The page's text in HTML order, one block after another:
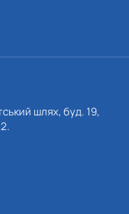
шлях, буд. 19,